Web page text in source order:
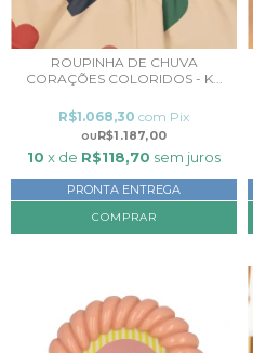
ROUPINHA DE CHUVA
CORAÇÕES COLORIDOS - K...
R$1.187,00
R$1.068,30 com Pix
10 x de R$118,70 sem juros
PRONTA ENTREGA
COMPRAR